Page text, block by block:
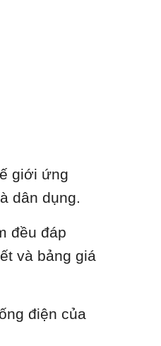
giới ứng
dân dụng.
đều đáp
và bảng giá
điện của